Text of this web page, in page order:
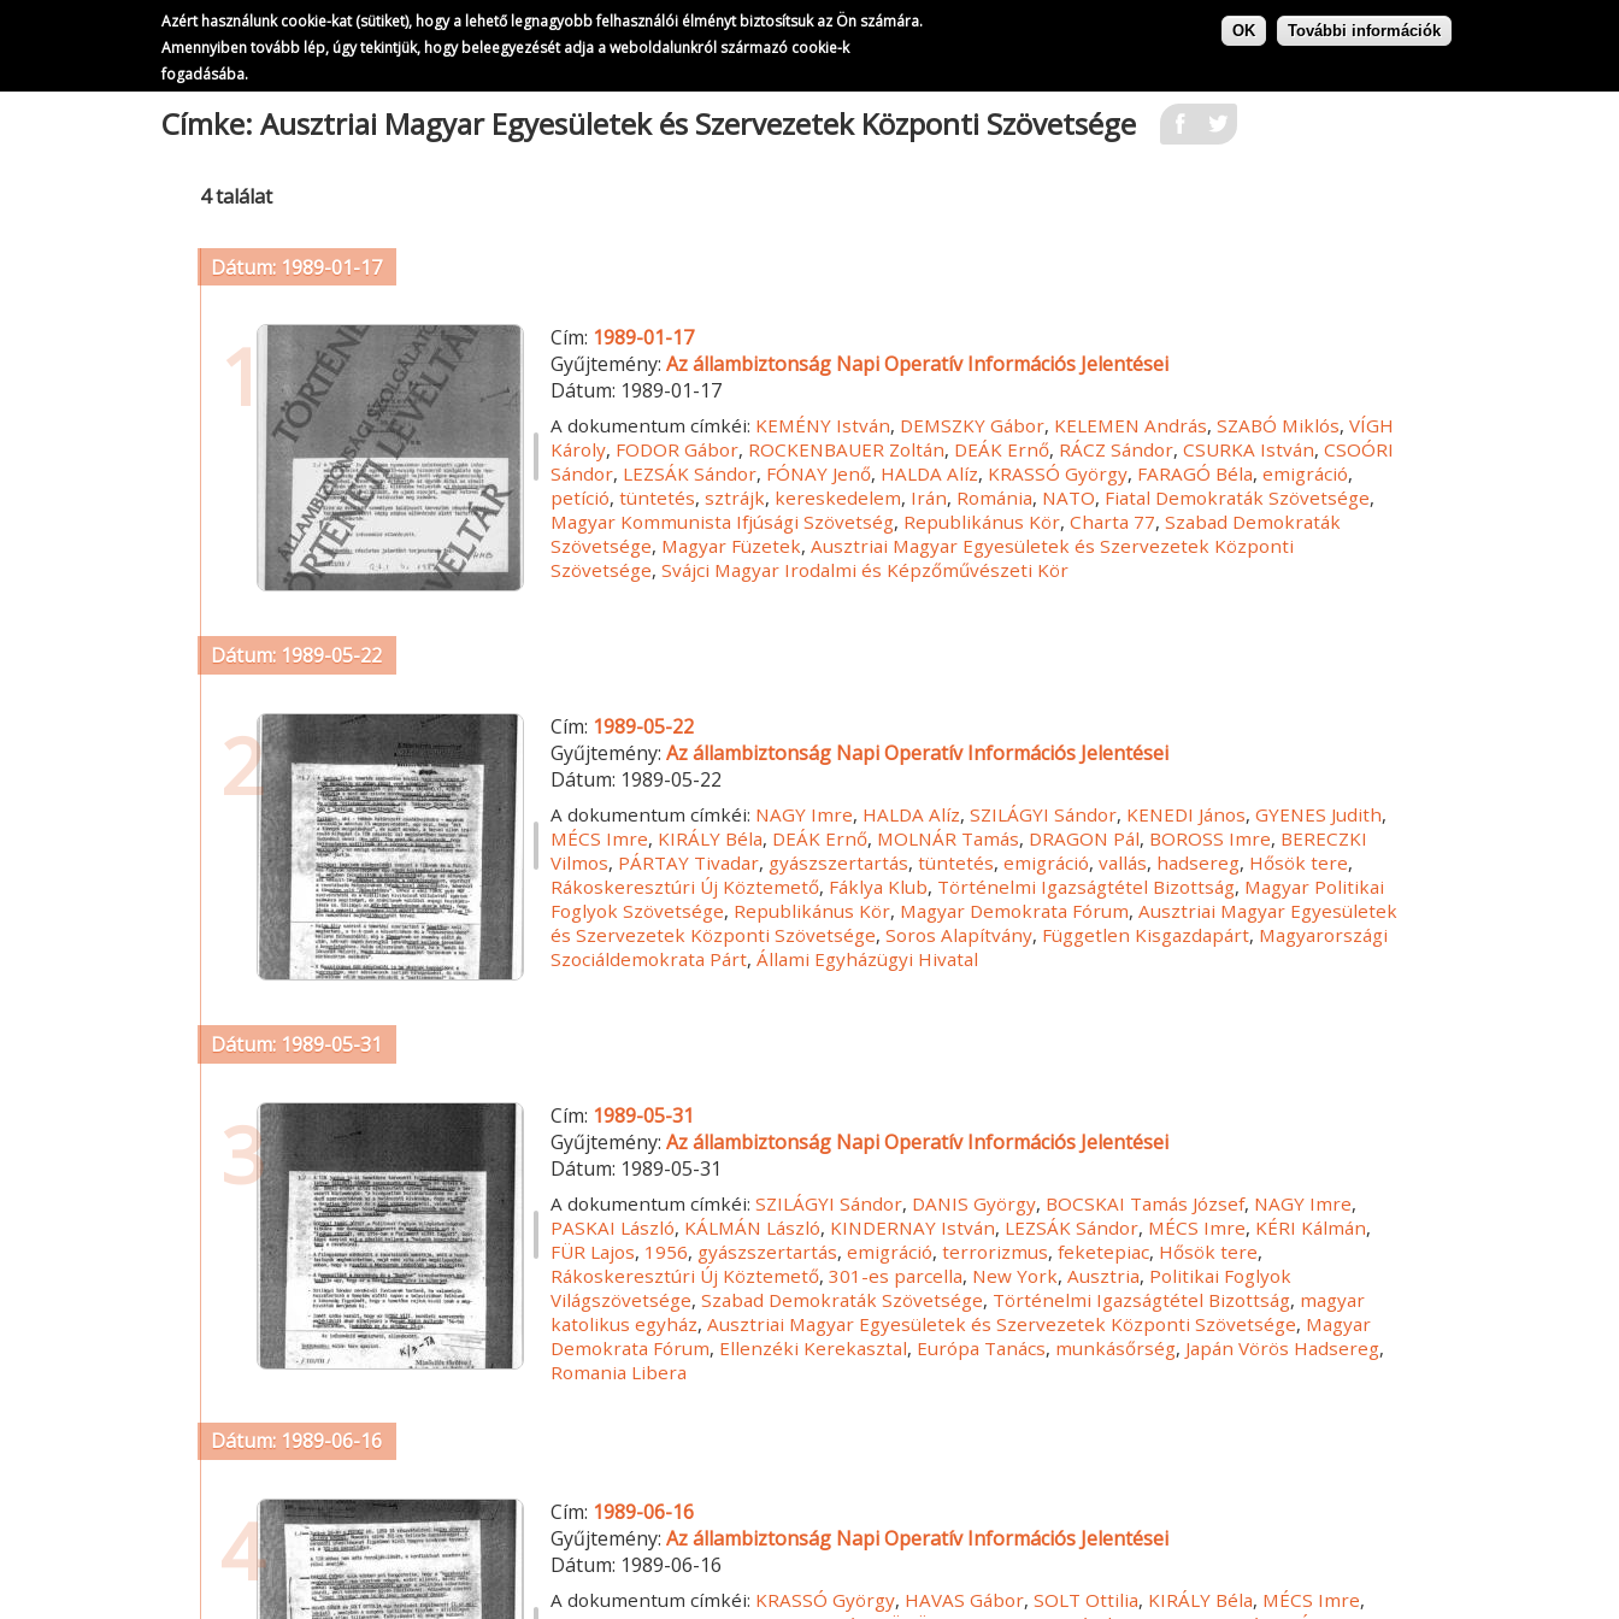
Azért használunk cookie-kat (sütiket), hogy a lehető legnagyobb felhasználói élményt biztosítsuk az Ön számára.
Amennyiben tovább lép, úgy tekintjük, hogy beleegyezését adja a weboldalunkról származó cookie-k
fogadásába.
OK További információk
Címke: Ausztriai Magyar Egyesületek és Szervezetek Központi Szövetsége
4 találat
Dátum: 1989-01-17
1 Cím: 1989-01-17
Gyűjtemény:Az állambiztonság Napi Operatív Információs Jelentései
Dátum: 1989-01-17
A dokumentum címkéi: KEMÉNY István, DEMSZKY Gábor, KELEMEN András,SZABÓ Miklós,VÍGH
Károly, FODOR Gábor, ROCKENBAUER Zoltán, DEÁK Ernő, RÁCZ Sándor,CSURKA István,CSOÓRI
Sándor, LEZSÁK Sándor, FÓNAY Jenő, HALDA Alíz, KRASSÓ György, FARAGÓ Béla,emigráció,
petíció,tüntetés,sztrájk, kereskedelem, Irán, Románia, NATO, Fiatal Demokraták Szövetsége,
Magyar Kommunista Ifjúsági Szövetség, Republikánus Kör,Charta 77,Szabad Demokraták
Szövetsége, Magyar Füzetek,Ausztriai Magyar Egyesületek és Szervezetek Központi
Szövetsége,Svájci Magyar Irodalmi és Képzőművészeti Kör
Dátum: 1989-05-22
2 Cím: 1989-05-22
Gyűjtemény:Az állambiztonság Napi Operatív Információs Jelentései
Dátum: 1989-05-22
A dokumentum címkéi: NAGY Imre, HALDA Alíz,SZILÁGYI Sándor, KENEDI János,GYENES Judith,
MÉCS Imre, KIRÁLY Béla, DEÁK Ernő, MOLNÁR Tamás, DRAGON Pál, BOROSS Imre, BERECZKI
Vilmos, PÁRTAY Tivadar, gyászszertartás,tüntetés,emigráció,vallás, hadsereg, Hősök tere,
Rákoskeresztúri Új Köztemető, Fáklya Klub, Történelmi Igazságtétel Bizottság, Magyar Politikai
Foglyok Szövetsége, Republikánus Kör, Magyar Demokrata Fórum,Ausztriai Magyar Egyesületek
és Szervezetek Központi Szövetsége,Soros Alapítvány, Független Kisgazdapárt, Magyarországi
Szociáldemokrata Párt,Állami Egyházügyi Hivatal
Dátum: 1989-05-31
3 Cím: 1989-05-31
Gyűjtemény:Az állambiztonság Napi Operatív Információs Jelentései
Dátum: 1989-05-31
A dokumentum címkéi:SZILÁGYI Sándor, DANIS György, BOCSKAI Tamás József, NAGY Imre,
PASKAI László, KÁLMÁN László, KINDERNAY István, LEZSÁK Sándor, MÉCS Imre, KÉRI Kálmán,
FÜR Lajos, 1956, gyászszertartás,emigráció,terrorizmus,feketepiac, Hősök tere,
Rákoskeresztúri Új Köztemető,301-es parcella, New York,Ausztria, Politikai Foglyok
Világszövetsége,Szabad Demokraták Szövetsége, Történelmi Igazságtétel Bizottság, magyar
katolikus egyház,Ausztriai Magyar Egyesületek és Szervezetek Központi Szövetsége, Magyar
Demokrata Fórum, Ellenzéki Kerekasztal, Európa Tanács, munkásőrség, Japán Vörös Hadsereg,
Romania Libera
Dátum: 1989-06-16
4 Cím: 1989-06-16
Gyűjtemény:Az állambiztonság Napi Operatív Információs Jelentései
Dátum: 1989-06-16
A dokumentum címkéi: KRASSÓ György, HAVAS Gábor,SOLT Ottilia, KIRÁLY Béla, MÉCS Imre,